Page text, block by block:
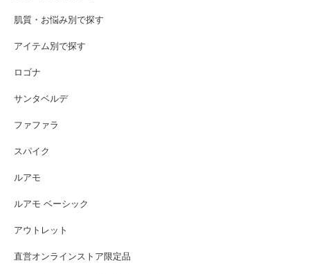
肌質・お悩み別で探す
アイテム別で探す
ロゴナ
サンタベルデ
ファファラ
スパイク
ルアモ
ルアモ ベーシック
アウトレット
直営オンラインストア限定品